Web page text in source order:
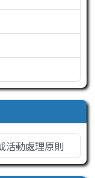
活動處理原則